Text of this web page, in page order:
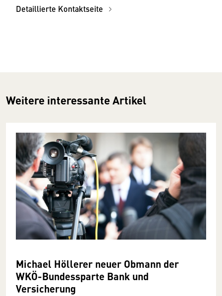
Detaillierte Kontaktseite
Weitere interessante Artikel
Michael Höllerer neuer Obmann der
WKÖ-Bundes­sparte Bank und
Versicherung